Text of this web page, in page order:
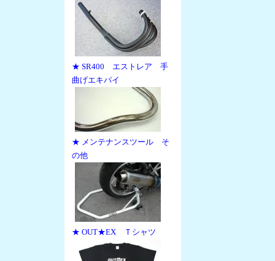
★ SR400 エストレア 手
曲げエキパイ
★ メンテナンスツール そ
の他
★ OUT★EX Ｔシャツ